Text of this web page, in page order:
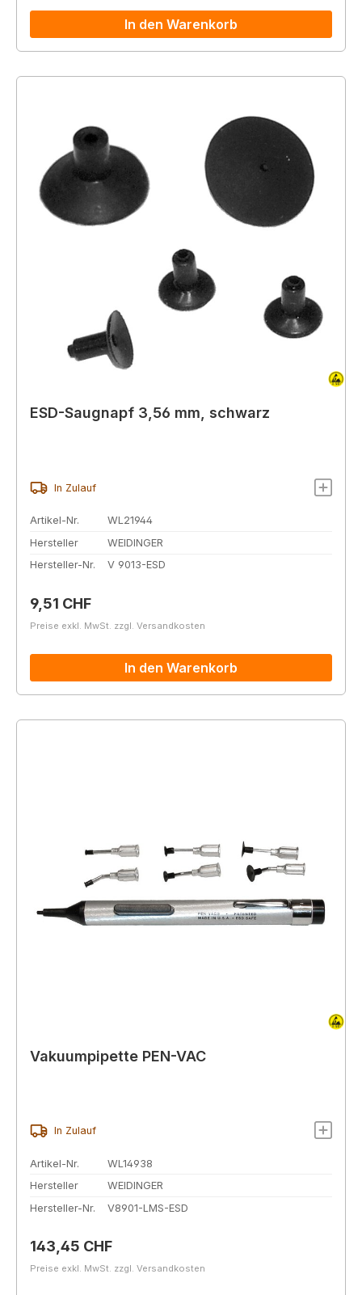
In den Warenkorb
ESD-Saugnapf 3,56 mm, schwarz
In Zulauf
Artikel-Nr.
WL21944
Hersteller
WEIDINGER
Hersteller-Nr.
V 9013-ESD
Regulärer Preis:
9,51 CHF
Preise exkl. MwSt. zzgl. Versandkosten
In den Warenkorb
Vakuumpipette PEN-VAC
In Zulauf
Artikel-Nr.
WL14938
Hersteller
WEIDINGER
Hersteller-Nr.
V8901-LMS-ESD
Regulärer Preis:
143,45 CHF
Preise exkl. MwSt. zzgl. Versandkosten